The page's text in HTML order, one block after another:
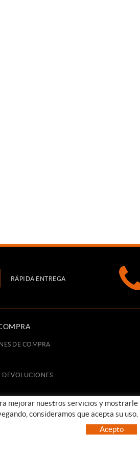
RÁPIDA ENTREGA
DE COMPRA
DEVOLUCIONES
AVISO LEGAL
mejorar nuestros servicios y
consideramos que acepta su
Acepto